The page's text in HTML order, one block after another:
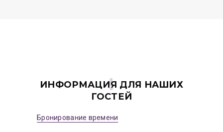
ИНФОРМАЦИЯ ДЛЯ НАШИХ
ГОСТЕЙ
Бронирование времени